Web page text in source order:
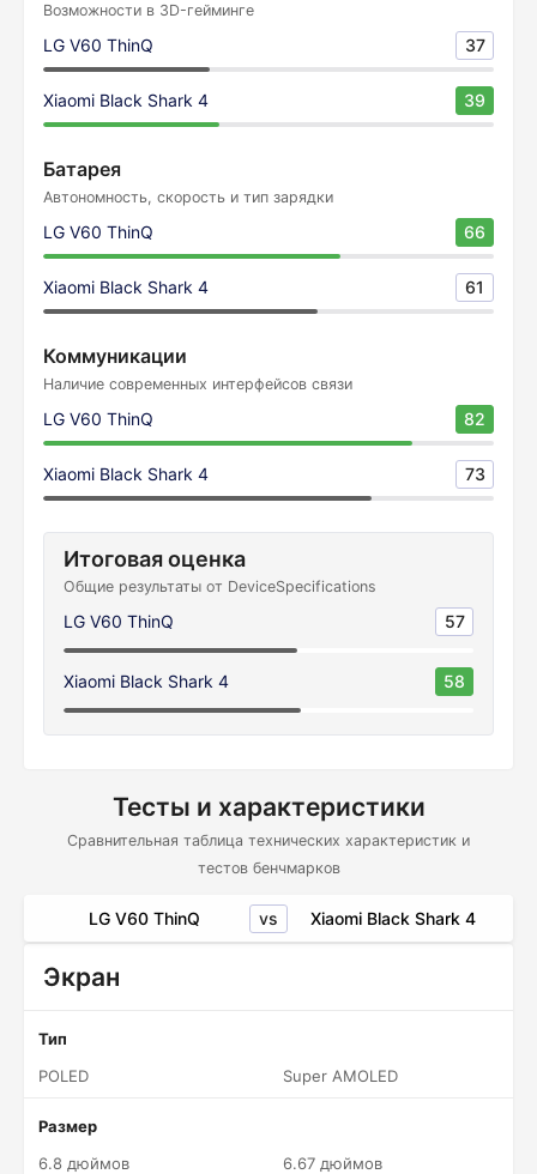
Возможности в 3D-гейминге
LG V60 ThinQ 37
Xiaomi Black Shark 4 39
Батарея
Автономность, скорость и тип зарядки
LG V60 ThinQ 66
Xiaomi Black Shark 4 61
Коммуникации
Наличие современных интерфейсов связи
LG V60 ThinQ 82
Xiaomi Black Shark 4 73
Итоговая оценка
Общие результаты от DeviceSpecifications
LG V60 ThinQ 57
Xiaomi Black Shark 4 58
Тесты и характеристики
Сравнительная таблица технических характеристик и
тестов бенчмарков
LG V60 ThinQ vs Xiaomi Black Shark 4
Экран
Тип
POLED
Super AMOLED
Размер
6.8 дюймов
6.67 дюймов